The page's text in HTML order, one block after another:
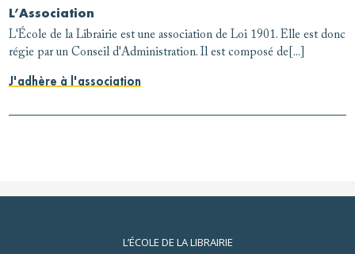
L’Association
L'École de la Librairie est une association de Loi 1901. Elle est donc
régie par un Conseil d'Administration. Il est composé de[...]
J'adhère à l'association
L’ÉCOLE DE LA LIBRAIRIE